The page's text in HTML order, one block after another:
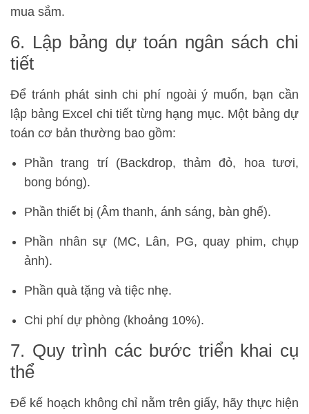
mua sắm.
6. Lập bảng dự toán ngân sách chi
tiết
Để tránh phát sinh chi phí ngoài ý muốn, bạn cần
lập bảng Excel chi tiết từng hạng mục. Một bảng dự
toán cơ bản thường bao gồm:
Phần trang trí (Backdrop, thảm đỏ, hoa tươi,
bong bóng).
Phần thiết bị (Âm thanh, ánh sáng, bàn ghế).
Phần nhân sự (MC, Lân, PG, quay phim, chụp
ảnh).
Phần quà tặng và tiệc nhẹ.
Chi phí dự phòng (khoảng 10%).
7. Quy trình các bước triển khai cụ
thể
Để kế hoạch không chỉ nằm trên giấy, hãy thực hiện